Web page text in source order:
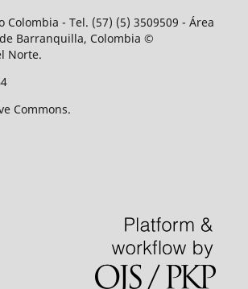
Colombia - Tel. (57) (5) 3509509 - Área
Barranquilla, Colombia ©
Norte.
Commons.